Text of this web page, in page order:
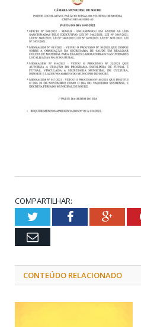
COMPARTILHAR:
TwitterFacebook
Email
CONTEÚDO RELACIONADO